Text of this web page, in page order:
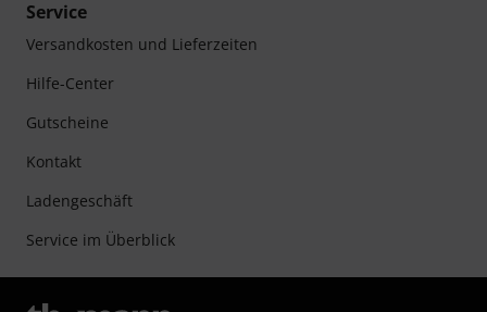
Service
Versandkosten und Lieferzeiten
Hilfe-Center
Gutscheine
Kontakt
Ladengeschäft
Service im Überblick